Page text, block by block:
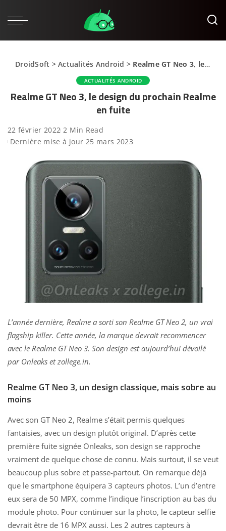
DroidSoft >Actualités Android > Realme GT Neo 3, le design du prochain Realme en fuite
ACTUALITÉS ANDROID
Realme GT Neo 3, le design du prochain Realme
en fuite
22 février 2022 2 Min Read
Dernière mise à jour 25 mars 2023
L’année dernière, Realme a sorti son Realme GT Neo 2, un vrai
flagship killer. Cette année, la marque devrait recommencer
avec le Realme GT Neo 3. Son design est aujourd’hui dévoilé
par Onleaks et zollege.in.
Realme GT Neo 3, un design classique, mais sobre au
moins
Avec son GT Neo 2, Realme s’était permis quelques
fantaisies, avec un design plutôt original. D’après cette
première fuite signée Onleaks, son design se rapproche
vraiment de quelque chose de connu. Mais surtout, il se veut
beaucoup plus sobre et passe-partout. On remarque déjà
que le smartphone équipera 3 capteurs photos. L’un d’entre
eux sera de 50 MPX, comme l’indique l’inscription au bas du
module photo. Pour continuer sur la photo, le capteur selfie
devrait être de 16 MPX aussi. Les 2 autres capteurs à